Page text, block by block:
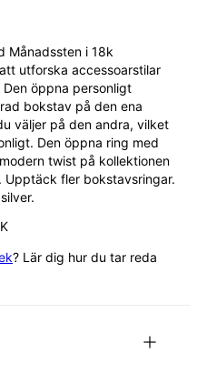
Månadssten i 18k
utforska accessoarstilar
öppna personligt
bokstav på den ena
väljer på den andra, vilket
Den öppna ring med
twist på kollektionen
Upptäck fler bokstavsringar.
.
? Lär dig hur du tar reda